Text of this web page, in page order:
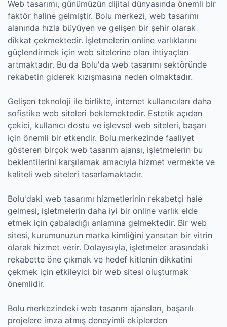
Web tasarımı, günümüzün dijital dünyasında önemli bir
faktör haline gelmiştir. Bolu merkezi, web tasarımı
alanında hızla büyüyen ve gelişen bir şehir olarak
dikkat çekmektedir. İşletmelerin online varlıklarını
güçlendirmek için web sitelerine olan ihtiyaçları
artmaktadır. Bu da Bolu'da web tasarımı sektöründe
rekabetin giderek kızışmasına neden olmaktadır.
Gelişen teknoloji ile birlikte, internet kullanıcıları daha
sofistike web siteleri beklemektedir. Estetik açıdan
çekici, kullanıcı dostu ve işlevsel web siteleri, başarı
için önemli bir etkendir. Bolu merkezinde faaliyet
gösteren birçok web tasarım ajansı, işletmelerin bu
beklentilerini karşılamak amacıyla hizmet vermekte ve
kaliteli web siteleri tasarlamaktadır.
Bolu'daki web tasarımı hizmetlerinin rekabetçi hale
gelmesi, işletmelerin daha iyi bir online varlık elde
etmek için çabaladığı anlamına gelmektedir. Bir web
sitesi, kurumunuzun marka kimliğini yansıtan bir vitrin
olarak hizmet verir. Dolayısıyla, işletmeler arasındaki
rekabette öne çıkmak ve hedef kitlenin dikkatini
çekmek için etkileyici bir web sitesi oluşturmak
önemlidir.
Bolu merkezindeki web tasarım ajansları, başarılı
projelere imza atmış deneyimli ekiplerden